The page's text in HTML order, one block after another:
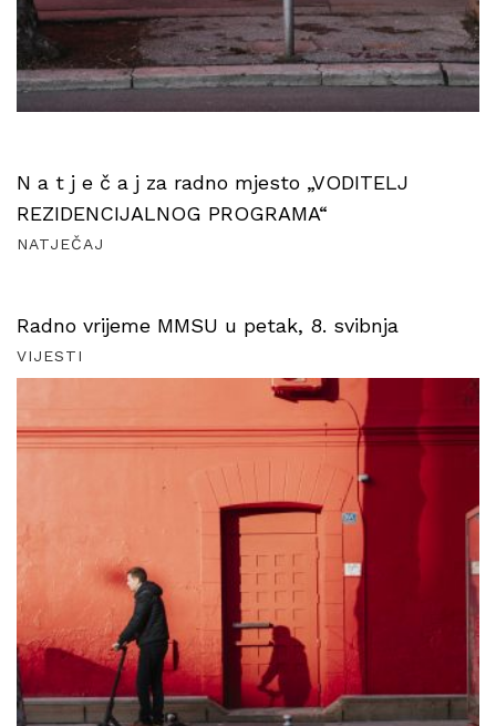
N a t j e č a j za radno mjesto „VODITELJ
REZIDENCIJALNOG PROGRAMA“
NATJEČAJ
Radno vrijeme MMSU u petak, 8. svibnja
VIJESTI